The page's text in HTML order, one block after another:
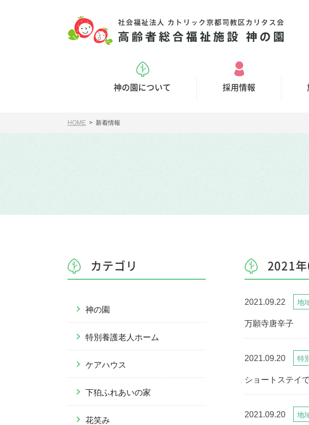
神の園について 採用情報
HOME > 新着情報
2021年
2021.09.22 地
万願寺唐辛子
2021.09.20 特
ショートステイ
2021.09.20 地
カテゴリ
神の園
特別養護老人ホーム
ケアハウス
下狛ふれあいの家
花笑み